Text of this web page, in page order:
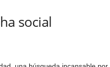
social